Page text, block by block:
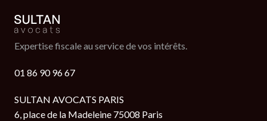
Expertise fiscale au service de vos intérêts.
01 86 90 96 67
SULTAN AVOCATS PARIS
6, place de la Madeleine 75008 Paris